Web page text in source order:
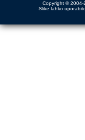
Copyright © 2004-
Slike lahko